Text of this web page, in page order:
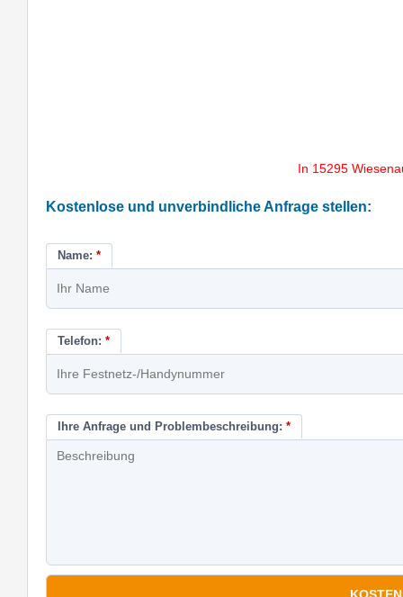
In 15295
Kostenlose und unverbindliche Anfrage stellen:
Name: *
Telefon: *
Ihre Anfrage und Problembeschreibung: *